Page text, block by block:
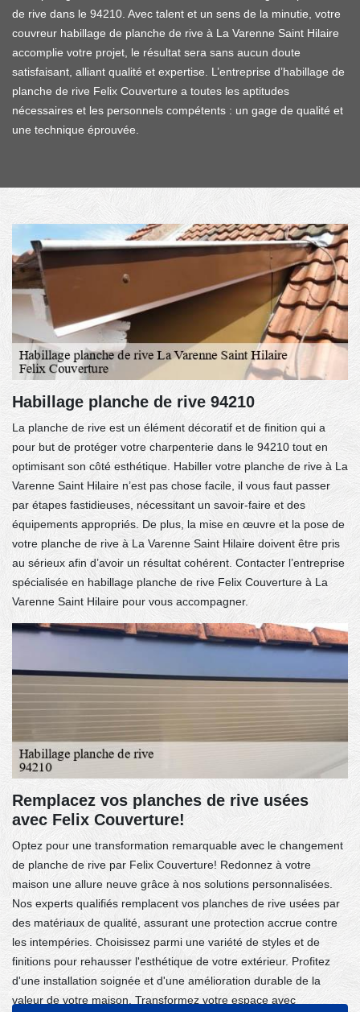
de rive dans le 94210. Avec talent et un sens de la minutie, votre
couvreur habillage de planche de rive à La Varenne Saint Hilaire
accomplie votre projet, le résultat sera sans aucun doute
satisfaisant, alliant qualité et expertise. L’entreprise d’habillage de
planche de rive Felix Couverture a toutes les aptitudes
nécessaires et les personnels compétents : un gage de qualité et
une technique éprouvée.
Habillage planche de rive 94210
La planche de rive est un élément décoratif et de finition qui a
pour but de protéger votre charpenterie dans le 94210 tout en
optimisant son côté esthétique. Habiller votre planche de rive à La
Varenne Saint Hilaire n’est pas chose facile, il vous faut passer
par étapes fastidieuses, nécessitant un savoir-faire et des
équipements appropriés. De plus, la mise en œuvre et la pose de
votre planche de rive à La Varenne Saint Hilaire doivent être pris
au sérieux afin d’avoir un résultat cohérent. Contacter l’entreprise
spécialisée en habillage planche de rive Felix Couverture à La
Varenne Saint Hilaire pour vous accompagner.
Remplacez vos planches de rive usées
avec Felix Couverture!
Optez pour une transformation remarquable avec le changement
de planche de rive par Felix Couverture! Redonnez à votre
maison une allure neuve grâce à nos solutions personnalisées.
Nos experts qualifiés remplacent vos planches de rive usées par
des matériaux de qualité, assurant une protection accrue contre
les intempéries. Choisissez parmi une variété de styles et de
finitions pour rehausser l'esthétique de votre extérieur. Profitez
d'une installation soignée et d'une amélioration durable de la
valeur de votre maison. Transformez votre espace avec